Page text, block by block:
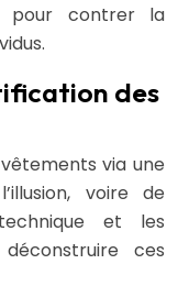
pour contrer la
des
via une
voire de
et les
ces